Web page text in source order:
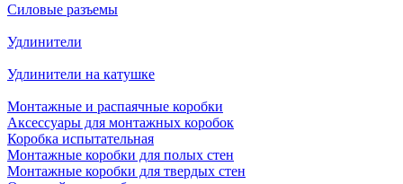
Силовые разъемы
Удлинители
Удлинители на катушке
Монтажные и распаячные коробки
Аксессуары для монтажных коробок
Коробка испытательная
Монтажные коробки для полых стен
Монтажные коробки для твердых стен